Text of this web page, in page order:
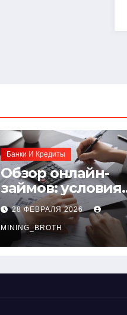
Банки И Кредиты
Обзор онлайн-
займов: условия
выдачи,
процентные
ставки и
требования к
28 ФЕВРАЛЯ 2026
MINING_BROTH